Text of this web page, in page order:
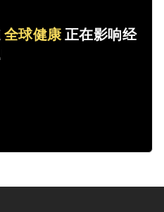
全球健康正在影响经